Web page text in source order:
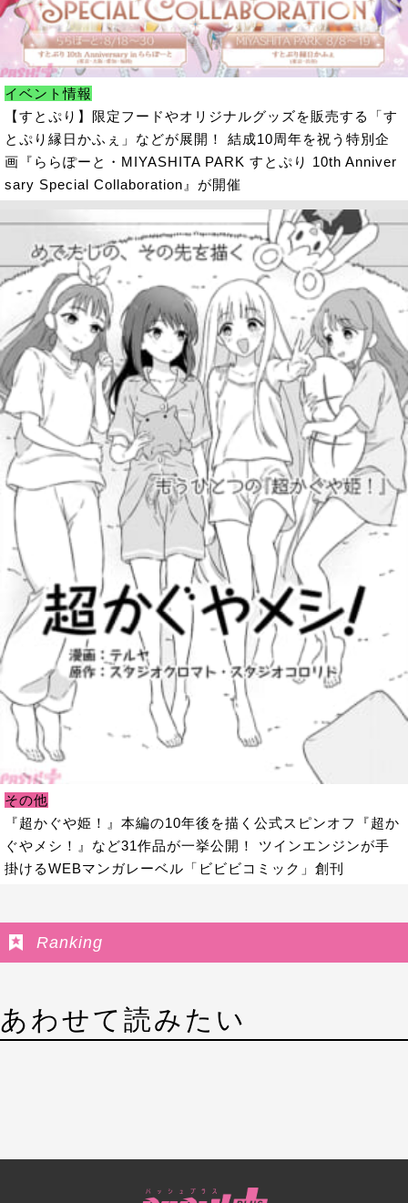
イベント情報
【すとぷり】限定フードやオリジナルグッズを販売する「す
とぷり縁日かふぇ」などが展開！ 結成10周年を祝う特別企
画『ららぽーと・MIYASHITA PARK すとぷり 10th Anniver
sary Special Collaboration』が開催
その他
『超かぐや姫！』本編の10年後を描く公式スピンオフ『超か
ぐやメシ！』など31作品が一挙公開！ ツインエンジンが手
掛けるWEBマンガレーベル「ビビビコミック」創刊
Ranking
あわせて読みたい